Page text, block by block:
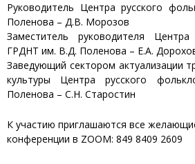
Руководитель Центра русского
Поленова – Д.В. Морозов
Заместитель руководителя
ГРДНТ им. В.Д. Поленова – Е.А.
Заведующий сектором актуализации
культуры Центра русского
Поленова – С.Н. Старостин
К участию приглашаются все
конференции в ZOOM: 849 8409 2609